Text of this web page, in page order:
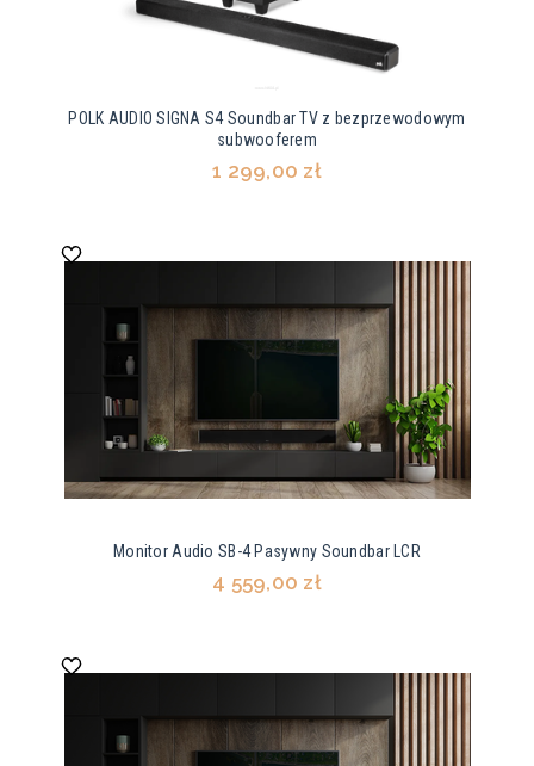
POLK AUDIO SIGNA S4 Soundbar TV z bezprzewodowym
subwooferem
1 299,00 zł
Monitor Audio SB-4 Pasywny Soundbar LCR
4 559,00 zł